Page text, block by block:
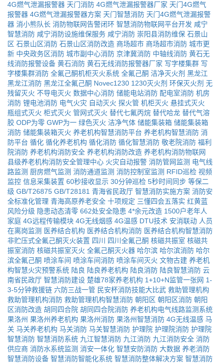
4G燃气泄漏报警器 天门消防 4G燃气泄漏报警器厂家 天门4G燃气
报警器 4G燃气泄漏报警器方案 天门智慧消防 天门4G燃气泄漏报警
器 消小熊队长 消防物联网告警闭环 智慧消防物联网平台开发 咸宁
智慧消防 咸宁消防设施维保服务 咸宁消防 崇阳县消防维保 石景山
区 石景山区消防 石景山区消防改造 商场超市 商场超市消防 城市更
新 中央政务区消防 城市副中心消防 京津冀消防 中轴线消防 黄石无
线消防报警设备 黄石消防 黄石无线消防报警器厂家 写字楼集群 写
字楼集群消防 全氟己酮机柜灭火系统 全氟己酮 洁净灭火剂 黑龙江
黑龙江消防 黑龙江全氟己酮 Novec1230 1230灭火剂 环保灭火剂 无
残留灭火 不导电灭火 数据中心消防 储能电站消防 配电室消防 机房
消防 锂电池消防 电气火灾 自动灭火 探火管 机柜灭火 悬挂式灭火
瓶组式灭火 柜式灭火 管网式灭火 替代七氟丙烷 替代哈龙 替代气溶
胶 ODP为零 GWP为一 绿色灭火 洁净气体 储能集装箱 储能集装箱
消防 储能集装箱灭火 养老机构智慧消防平台 养老机构智慧消防 消
防平台 循化 循化养老机构 循化消防 循化智慧消防 敬老院消防 福利
院消防 养老机构消防安全 养老机构消防改造 养老机构消防物联网
县级养老机构消防安全管理中心 火灾自动报警 消防管网监测 电气线
路监测 厨房燃气监测 消防通道监测 消防控制室监测 RFID巡检 视频
监控 信息采集装置 60秒接收显示 30分钟巡检 5秒时间同步 等保二
级 GB/T26875 GB/T28181 青海省民政厅 智慧消防实施方案 消防安
全标准化管理 青海高原养老安全 十项规定 三懂四会五落实 红黄蓝
风险分级 隐患动态清零 662处安全隐患 4*余元改造 1500户老年人
家庭 4G远程传输模块 4G无线烟感 4G温感 DTU技术 安消联动 人员
在离岗监测 医养结合机构 医养结合机构消防 医养结合机构智慧消防
非贮压式全氟己酮灭火装置 四川 四川全氟己酮 核磁共振室 核磁共
振室消防 核磁共振室灭火 全氟己酮灭火器 哈尔滨 哈尔滨消防 哈尔
滨全氟己酮 喷涂车间 喷涂车间消防 喷涂车间灭火 文物古建 养老机
构智慧火灾预警系统 陆良 陆良养老机构 陆良消防 陆良智慧消防 云
南省民政厅 智慧消防建设 楚雄78家养老机构 1+10+N监管一张网 1-
3-5分钟救援链 六防三战一管 民安杯消防技能大比武 救助管理机构
救助管理机构消防 救助管理机构智慧消防 朝阳区 朝阳区消防 朝阳
区消防改造 胡同四合院 胡同四合院消防 养老机构电气线路监测系统
果洛州 果洛州养老机构 果洛州消防 果洛州智慧消防 4G无线温感 马
关 马关养老机构 马关消防 马关智慧消防 护理院 护理院消防 护理院
智慧消防 智慧消防系统 九江智慧消防 九江消防 九江消防安全 消防
供应商 消防水系统监测 消安一体化 智慧安防消防 大数据 养老消防
智慧消防设备 智慧消防智能化系统 智慧消防整体解决方案 智慧消防